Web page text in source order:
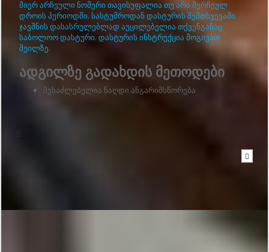
მიერ არჩეული ნომერი თავისუფალია თუ არა შერჩეულ
დროის პერიოდში. სასტუმროდან დასტურის შემთხვევაში
ჯავშნის დასასრულებლად აუცილებელია თქვენგანაც
საბოლოო დასტური. დასტურის ინსტრუქცია მოგივათ
მეილზე.
ადგილზე გადახდის მეთოდები
შესაძლებელია ნაღდი ანგარიშსწორება